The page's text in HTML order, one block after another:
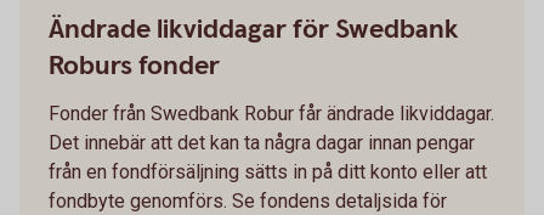
Ändrade likviddagar för Swedbank
Roburs fonder
Fonder från Swedbank Robur får ändrade likviddagar.
Det innebär att det kan ta några dagar innan pengar
från en fondförsäljning sätts in på ditt konto eller att
fondbyte genomförs. Se fondens detaljsida för